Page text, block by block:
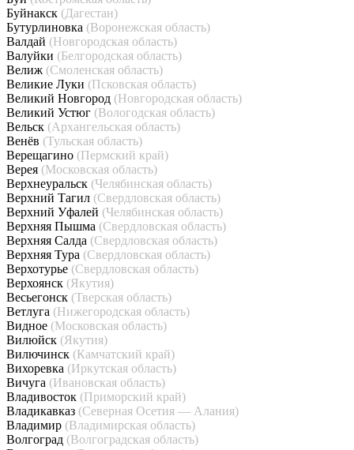
Буйнакск (Дагестан)
Бутурлиновка (Воронежская область)
Валдай (Новгородская область)
Валуйки (Белгородская область)
Велиж (Смоленская область)
Великие Луки (Псковская область)
Великий Новгород (Новгородская область)
Великий Устюг (Вологодская область)
Вельск (Архангельская область)
Венёв (Тульская область)
Верещагино (Пермский край)
Верея (Московская область)
Верхнеуральск (Челябинская область)
Верхний Тагил (Свердловская область)
Верхний Уфалей (Челябинская область)
Верхняя Пышма (Свердловская область)
Верхняя Салда (Свердловская область)
Верхняя Тура (Свердловская область)
Верхотурье (Свердловская область)
Верхоянск (Якутия)
Весьегонск (Тверская область)
Ветлуга (Нижегородская область)
Видное (Московская область)
Вилюйск (Якутия)
Вилючинск (Камчатский край)
Вихоревка (Иркутская область)
Вичуга (Ивановская область)
Владивосток (Приморский край)
Владикавказ (Северная Осетия — Алания)
Владимир (Владимирская область)
Волгоград (Волгоградская область)